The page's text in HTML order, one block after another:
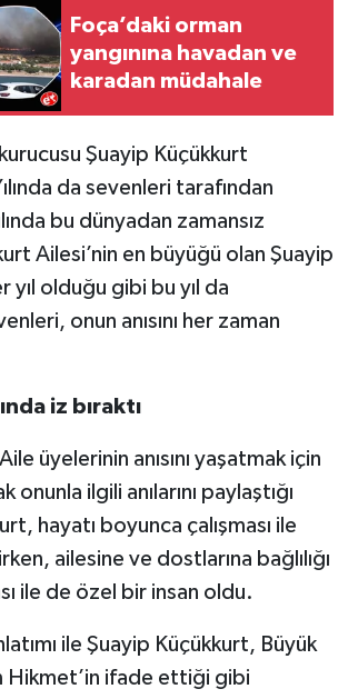
Foça’daki orman
yangınına havadan ve
karadan müdahale
Şuayip Küçükkurt
da sevenleri tarafından
bu dünyadan zamansız
Ailesi’nin en büyüğü olan Şuayip
yıl olduğu gibi bu yıl da
onun anısını her zaman
iz bıraktı
üyelerinin anısını yaşatmak için
onunla ilgili anılarını paylaştığı
hayatı boyunca çalışması ile
ailesine ve dostlarına bağlılığı
ile de özel bir insan oldu.
ile Şuayip Küçükkurt, Büyük
Hikmet’in ifade ettiği gibi